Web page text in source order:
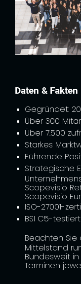
Daten &
Gegründet:
Über 300
Über 7.500
Starkes
Führende
Strategische
Scopevisio
Scopevisio
ISO-27001-
BSI C5-testiert
Beachten Sie
Mittelstand
Bundesweit
Terminen